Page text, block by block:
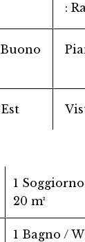
Buono
Est
1 Soggiorno
20 m²
1 Bagno /